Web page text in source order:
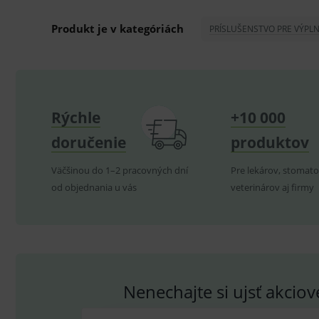
Produkt je v kategóriách PRÍSLUŠENSTVO PRE
Rýchle
doručenie
Väčšinou do 1–2 pracovných dní
od objednania u vás
+10 000
produktov
Pre lekárov,
veterinárov aj firmy
Nenechajte si ujsť
CookieScriptConsent
Název
_gat_UA-
193359858-4
_ga
_ga_GXRFBLV37P
_gcl_au
IDE